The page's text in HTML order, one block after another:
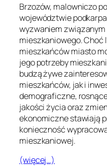
Brzozów, malowniczo
województwie
wyzwaniem
mieszkaniowego. Choć
mieszkańców miasto
jego potrzeby
budzą żywe
mieszkańców, jak i
demograficzne,
jakości życia oraz
ekonomiczne stawiają
konieczność
mieszkaniowej.
(więcej…)